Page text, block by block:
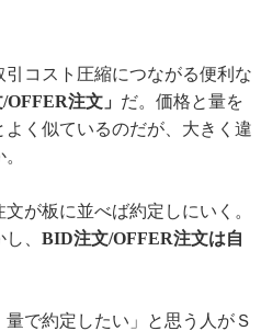
引コスト圧縮につながる便利な
OFFER注文」 だ。価格と量を
く似ているのだが、大きく違
が板に並べば約定しにいく。
、 BID注文/OFFER注文は自
で約定したい」と思う人がＳ